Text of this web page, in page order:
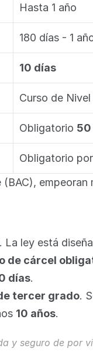
Hasta 1 año
180 días - 1
10 días
Curso de Nivel
Obligatorio 50
Obligatorio
ley está
de cárcel
días.
tercer grado.
10 años.